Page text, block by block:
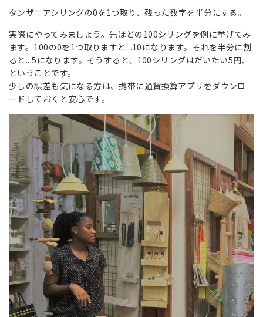
タンザニアシリングの0を1つ取り、残った数字を半分にする。
実際にやってみましょう。先ほどの100シリングを例に挙げてみ
ます。100の0を1つ取りますと...10になります。それを半分に割
ると...5になります。そうすると、100シリングはだいたい5円、
ということです。
少しの誤差も気になる方は、携帯に通貨換算アプリをダウンロ
ードしておくと安心です。